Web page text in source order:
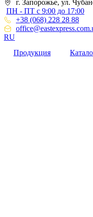
г. Запорожье, ул.
ПН - ПТ с 9:00 до 17:00
+38 (068) 228 28 88
RU
Продукция